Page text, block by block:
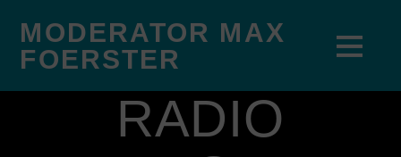
MODERATOR MAX
FOERSTER
RADIO